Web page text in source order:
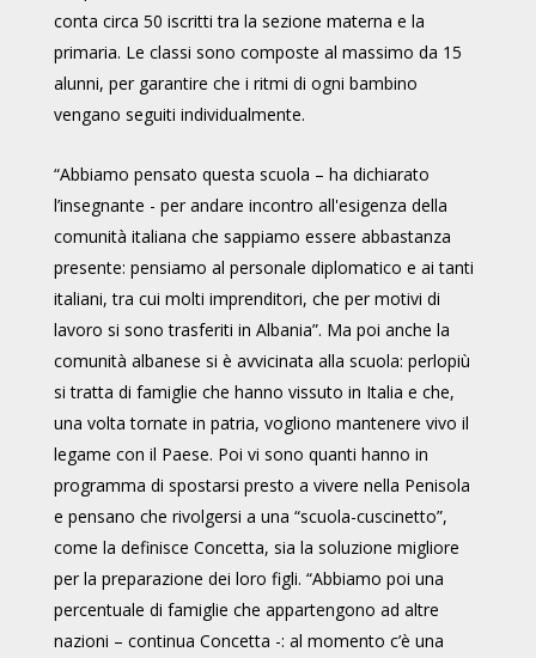
conta circa 50 iscritti tra la sezione materna e la
primaria. Le classi sono composte al massimo da 15
alunni, per garantire che i ritmi di ogni bambino
vengano seguiti individualmente.
“Abbiamo pensato questa scuola – ha dichiarato
l’insegnante - per andare incontro all'esigenza della
comunità italiana che sappiamo essere abbastanza
presente: pensiamo al personale diplomatico e ai tanti
italiani, tra cui molti imprenditori, che per motivi di
lavoro si sono trasferiti in Albania”. Ma poi anche la
comunità albanese si è avvicinata alla scuola: perlopiù
si tratta di famiglie che hanno vissuto in Italia e che,
una volta tornate in patria, vogliono mantenere vivo il
legame con il Paese. Poi vi sono quanti hanno in
programma di spostarsi presto a vivere nella Penisola
e pensano che rivolgersi a una “scuola-cuscinetto”,
come la definisce Concetta, sia la soluzione migliore
per la preparazione dei loro figli. “Abbiamo poi una
percentuale di famiglie che appartengono ad altre
nazioni – continua Concetta -: al momento c’è una